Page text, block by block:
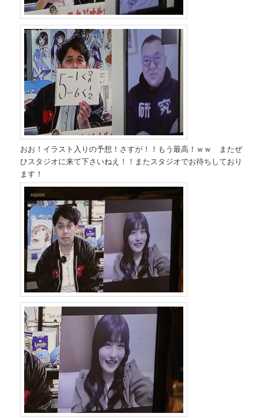
おお！イラスト入りの予想！さすが！！もう最高！ｗｗ またぜ
ひスタジオに来て下さいねえ！！またスタジオでお待ちしており
ます！